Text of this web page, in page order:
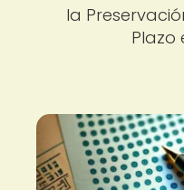
la
Plazo